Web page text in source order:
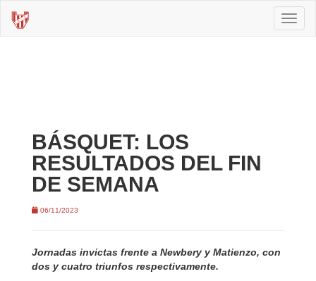
BÁSQUET: LOS
RESULTADOS DEL FIN
DE SEMANA
06/11/2023
Jornadas invictas frente a Newbery y Matienzo, con
dos y cuatro triunfos respectivamente.